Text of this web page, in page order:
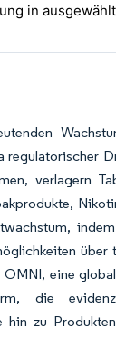
in
regulatorischer
verlagern
über
eine
die
hin zu